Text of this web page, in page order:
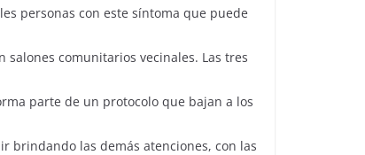
personas con este síntoma que puede
comunitarios vecinales. Las tres
parte de un protocolo que bajan a los
brindando las demás atenciones, con las